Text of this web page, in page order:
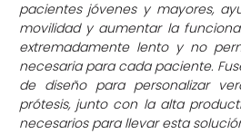
pacientes jóvenes y mayores,
movilidad y aumentar la
extremadamente lento y no
necesaria para cada paciente.
de diseño para personalizar
prótesis, junto con la alta
necesarios para llevar esta